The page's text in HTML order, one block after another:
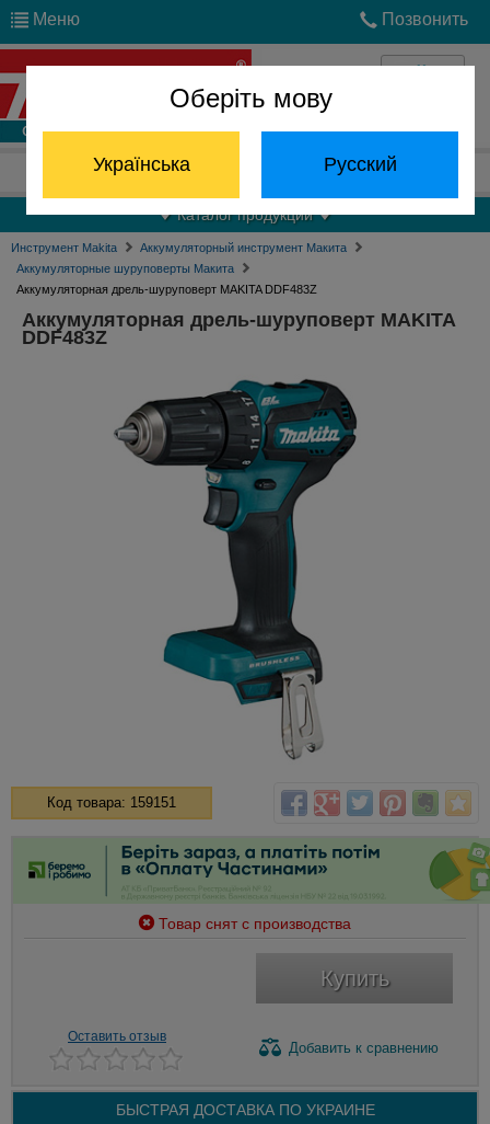
Оберіть мову
Українська Русский
Меню Позвонить
Войти
Отдел запчастей: (068) 824-24-24
Каталог продукции
Инструмент Makita
Аккумуляторный инструмент Макита
Аккумуляторные шуруповерты Макита
Аккумуляторная дрель-шуруповерт MAKITA DDF483Z
Аккумуляторная дрель-шуруповерт MAKITA
DDF483Z
Код товара: 159151
Товар снят с производства
Купить
Оставить отзыв
Добавить к сравнению
БЫСТРАЯ ДОСТАВКА ПО УКРАИНЕ